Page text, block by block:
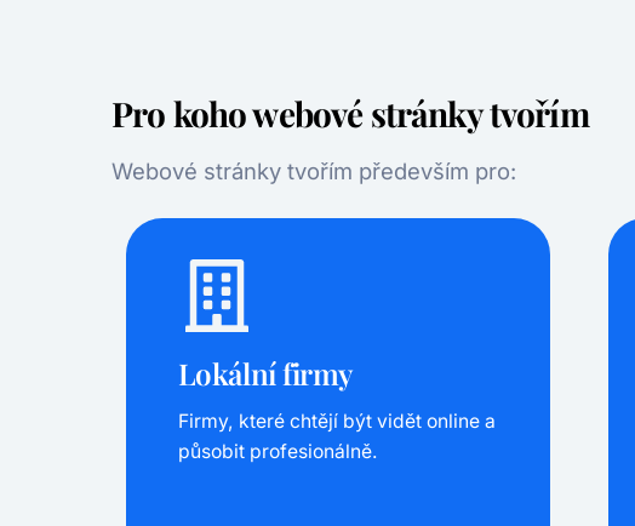
Pro koho webové stránky tvořím
Webové stránky tvořím především pro:
Lokální firmy
Firmy, které chtějí být vidět online a
působit profesionálně.